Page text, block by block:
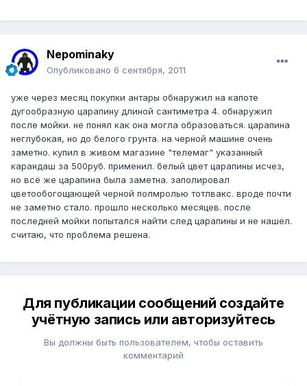
Nepominaky
Опубликовано 6 сентября, 2011
уже через месяц покупки антары обнаружил на капоте
дугообразную царапину длиной сантиметра 4. обнаружил
после мойки. не понял как она могла образоваться. царапина
неглубокая, но до белого грунта. на черной машине очень
заметно. купил в живом магазине "телемаг" указанный
карандаш за 500руб. применил. белый цвет царапины исчез,
но всё же царапина была заметна. заполировал
цветообогощающей черной полмролью тотлвакс. вроде почти
не заметно стало. прошло несколько месяцев. после
последней мойки попытался найти след царапины и не нашел.
считаю, что проблема решена.
Для публикации сообщений создайте
учётную запись или авторизуйтесь
Вы должны быть пользователем, чтобы оставить
комментарий